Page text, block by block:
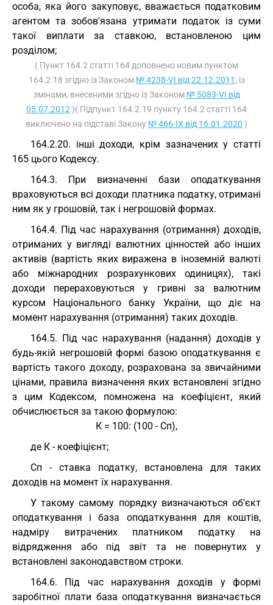
особа, яка його закуповує, вважається податковим
агентом та зобов'язана утримати податок із суми
такої виплати за ставкою, встановленою цим
розділом;
( Пункт 164.2 статті 164 доповнено новим пунктом
164.2.18 згідно із Законом № 4238-VI від 22.12.2011 ; із
змінами, внесеними згідно із Законом № 5083-VI від
05.07.2012 )( Підпункт 164.2.19 пункту 164.2 статті 164
виключено на підставі Закону № 466-IX від 16.01.2020 )
164.2.20. інші доходи, крім зазначених у статті
165 цього Кодексу.
164.3. При визначенні бази оподаткування
враховуються всі доходи платника податку, отримані
ним як у грошовій, так і негрошовій формах.
164.4. Під час нарахування (отримання) доходів,
отриманих у вигляді валютних цінностей або інших
активів (вартість яких виражена в іноземній валюті
або міжнародних розрахункових одиницях), такі
доходи перераховуються у гривні за валютним
курсом Національного банку України, що діє на
момент нарахування (отримання) таких доходів.
164.5. Під час нарахування (надання) доходів у
будь-якій негрошовій формі базою оподаткування є
вартість такого доходу, розрахована за звичайними
цінами, правила визначення яких встановлені згідно
з цим Кодексом, помножена на коефіцієнт, який
обчислюється за такою формулою:
К = 100: (100 - Сп),
де К - коефіцієнт;
Сп - ставка податку, встановлена для таких
доходів на момент їх нарахування.
У такому самому порядку визначаються об'єкт
оподаткування і база оподаткування для коштів,
надміру витрачених платником податку на
відрядження або під звіт та не повернутих у
встановлені законодавством строки.
164.6. Під час нарахування доходів у формі
заробітної плати база оподаткування визначається